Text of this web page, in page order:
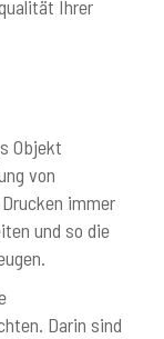
Ihrer
Objekt
von
immer
und so die
Darin sind